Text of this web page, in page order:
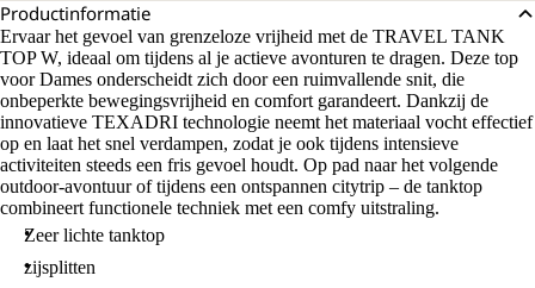
Productinformatie
Ervaar het gevoel van grenzeloze vrijheid met de TRAVEL TANK
TOP W, ideaal om tijdens al je actieve avonturen te dragen. Deze top
voor Dames onderscheidt zich door een ruimvallende snit, die
onbeperkte bewegingsvrijheid en comfort garandeert. Dankzij de
innovatieve TEXADRI technologie neemt het materiaal vocht effectief
op en laat het snel verdampen, zodat je ook tijdens intensieve
activiteiten steeds een fris gevoel houdt. Op pad naar het volgende
outdoor-avontuur of tijdens een ontspannen citytrip – de tanktop
combineert functionele techniek met een comfy uitstraling.
Zeer lichte tanktop
zijsplitten